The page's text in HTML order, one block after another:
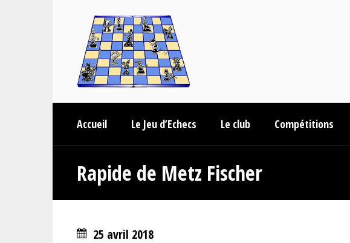
Accueil Le Jeu d’Echecs Le club Compétitions
Rapide de Metz Fischer
25 avril 2018